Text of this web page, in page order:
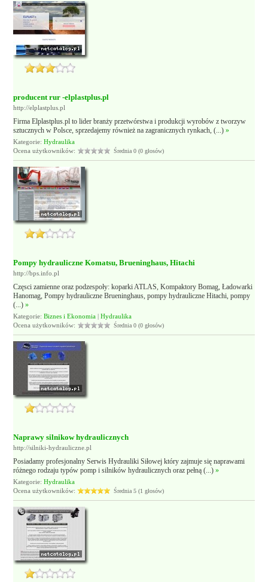
producent rur -elplastplus.pl
http://elplastplus.pl
Firma Elplastplus.pl to lider branży przetwórstwa i produkcji wyrobów z tworzyw
sztucznych w Polsce, sprzedajemy również na zagranicznych rynkach, (...)»
Kategorie:Hydraulika
Ocena użytkowników:
Średnia 0 (0 głosów)
Pompy hydrauliczne Komatsu, Brueninghaus, Hitachi
http://bps.info.pl
Częsci zamienne oraz podzespoły: koparki ATLAS, Kompaktory Bomag, Ładowarki
Hanomag, Pompy hydrauliczne Brueninghaus, pompy hydrauliczne Hitachi, pompy
(...)»
Kategorie:Biznes i Ekonomia |Hydraulika
Ocena użytkowników:
Średnia 0 (0 głosów)
Naprawy silnikow hydraulicznych
http://silniki-hydrauliczne.pl
Posiadamy profesjonalny Serwis Hydrauliki Siłowej który zajmuje się naprawami
różnego rodzaju typów pomp i silników hydraulicznych oraz pełną (...)»
Kategorie:Hydraulika
Ocena użytkowników:
Średnia 5 (1 głosów)